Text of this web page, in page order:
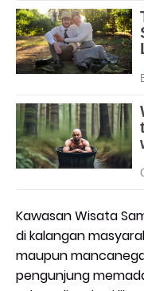
Kawasan Wisata
di kalangan
maupun
pengunjung